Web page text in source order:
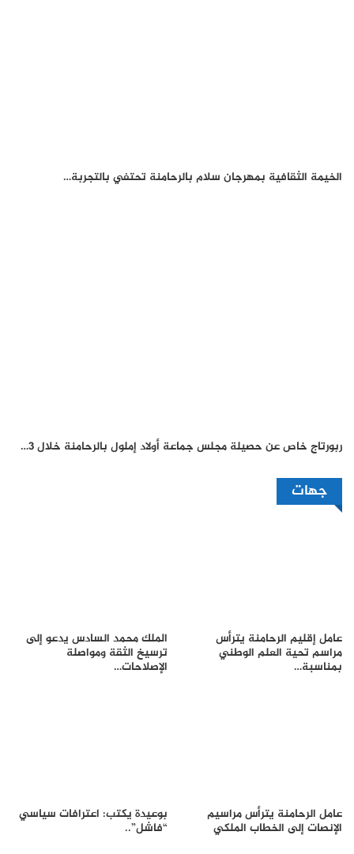
الخيمة الثقافية بمهرجان سلام بالرحامنة تحتفي بالتجربة…
ربورتاج خاص عن حصيلة مجلس جماعة أولاد إملول بالرحامنة خلال 3…
جهات
عامل إقليم الرحامنة يترأس
مراسم تحية العلم الوطني
بمناسبة…
الملك محمد السادس يدعو إلى
ترسيخ الثقة ومواصلة
الإصلاحات…
عامل الرحامنة يترأس مراسيم
الإنصات إلى الخطاب الملكي
بوعيدة يكتب: اعترافات سياسي
“فاشل”..